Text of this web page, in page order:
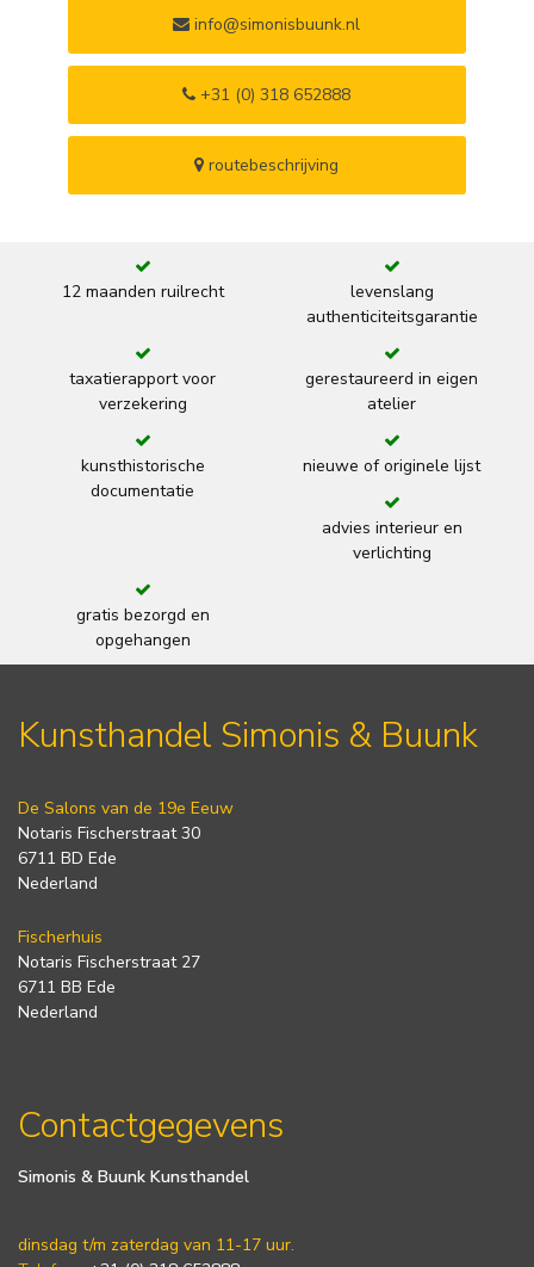
info@simonisbuunk.nl
+31 (0) 318 652888
routebeschrijving
12 maanden ruilrecht
levenslang
authenticiteitsgarantie
taxatierapport voor
verzekering
gerestaureerd in eigen
atelier
kunsthistorische
documentatie
nieuwe of originele lijst
advies interieur en
verlichting
gratis bezorgd en
opgehangen
Kunsthandel Simonis & Buunk
De Salons van de 19e Eeuw
Notaris Fischerstraat 30
6711 BD Ede
Nederland
Fischerhuis
Notaris Fischerstraat 27
6711 BB Ede
Nederland
Contactgegevens
Simonis & Buunk Kunsthandel
dinsdag t/m zaterdag van 11-17 uur.